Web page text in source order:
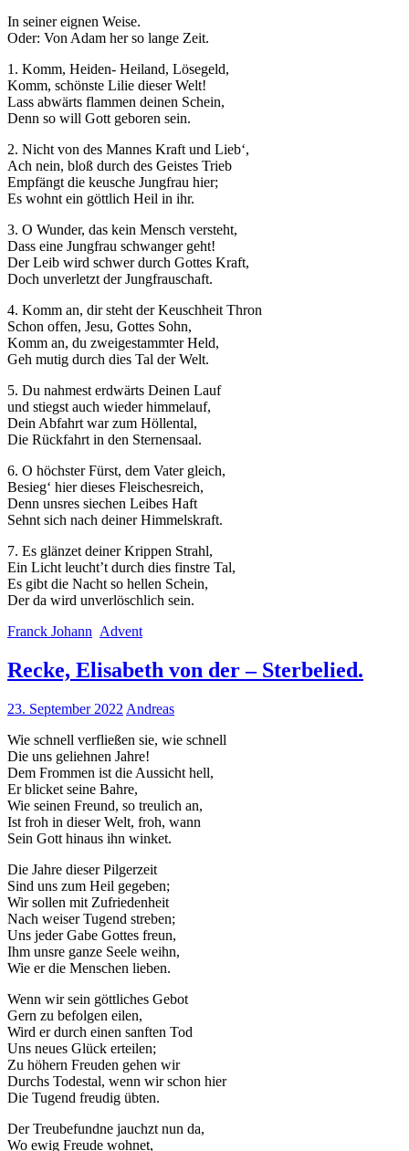
In seiner eignen Weise.
Oder: Von Adam her so lange Zeit.
1. Komm, Heiden- Heiland, Lösegeld,
Komm, schönste Lilie dieser Welt!
Lass abwärts flammen deinen Schein,
Denn so will Gott geboren sein.
2. Nicht von des Mannes Kraft und Lieb‘,
Ach nein, bloß durch des Geistes Trieb
Empfängt die keusche Jungfrau hier;
Es wohnt ein göttlich Heil in ihr.
3. O Wunder, das kein Mensch versteht,
Dass eine Jungfrau schwanger geht!
Der Leib wird schwer durch Gottes Kraft,
Doch unverletzt der Jungfrauschaft.
4. Komm an, dir steht der Keuschheit Thron
Schon offen, Jesu, Gottes Sohn,
Komm an, du zweigestammter Held,
Geh mutig durch dies Tal der Welt.
5. Du nahmest erdwärts Deinen Lauf
und stiegst auch wieder himmelauf,
Dein Abfahrt war zum Höllental,
Die Rückfahrt in den Sternensaal.
6. O höchster Fürst, dem Vater gleich,
Besieg‘ hier dieses Fleischesreich,
Denn unsres siechen Leibes Haft
Sehnt sich nach deiner Himmelskraft.
7. Es glänzet deiner Krippen Strahl,
Ein Licht leucht’t durch dies finstre Tal,
Es gibt die Nacht so hellen Schein,
Der da wird unverlöschlich sein.
Franck Johann Advent
Recke, Elisabeth von der – Sterbelied.
23. September 2022 Andreas
Wie schnell verfließen sie, wie schnell
Die uns geliehnen Jahre!
Dem Frommen ist die Aussicht hell,
Er blicket seine Bahre,
Wie seinen Freund, so treulich an,
Ist froh in dieser Welt, froh, wann
Sein Gott hinaus ihn winket.
Die Jahre dieser Pilgerzeit
Sind uns zum Heil gegeben;
Wir sollen mit Zufriedenheit
Nach weiser Tugend streben;
Uns jeder Gabe Gottes freun,
Ihm unsre ganze Seele weihn,
Wie er die Menschen lieben.
Wenn wir sein göttliches Gebot
Gern zu befolgen eilen,
Wird er durch einen sanften Tod
Uns neues Glück erteilen;
Zu höhern Freuden gehen wir
Durchs Todestal, wenn wir schon hier
Die Tugend freudig übten.
Der Treubefundne jauchzt nun da,
Wo ewig Freude wohnet,